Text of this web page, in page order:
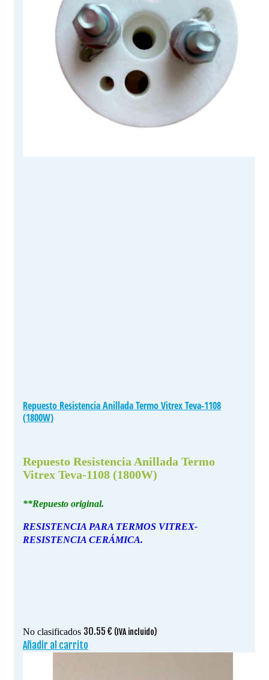
Repuesto Resistencia Anillada Termo Vitrex Teva-1108
(1800W)
Repuesto Resistencia Anillada Termo
Vitrex Teva-1108 (1800W)
**Repuesto original.
RESISTENCIA PARA TERMOS VITREX-
RESISTENCIA CERÁMICA.
No clasificados 30.55 € (IVA incluido)
Añadir al carrito